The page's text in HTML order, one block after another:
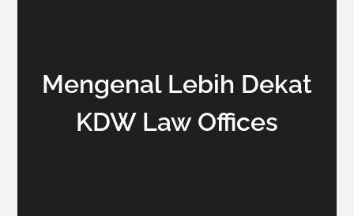
Mengenal Lebih Dekat
KDW Law Offices